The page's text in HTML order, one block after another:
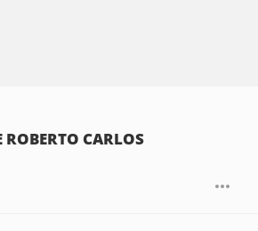
CARLOS